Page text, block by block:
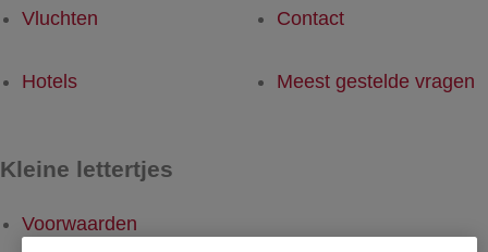
Vluchten
Hotels
Contact
Meest gestelde vragen
Kleine lettertjes
Voorwaarden